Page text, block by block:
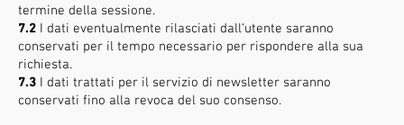
termine della sessione.
7.2 I dati eventualmente rilasciati dall’utente saranno
conservati per il tempo necessario per rispondere alla sua
richiesta.
7.3 I dati trattati per il servizio di newsletter saranno
conservati fino alla revoca del suo consenso.